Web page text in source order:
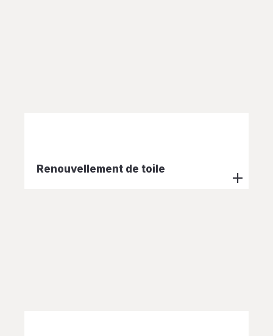
Renouvellement de toile